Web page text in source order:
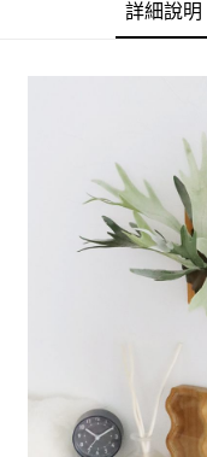
3.實際核准額度、可分期
1.分期款項不併入電信帳
2.透過簡訊連結打開帳單
帳／街口支付／iPASS
【注意事項】
1.本服務係由「台灣大哥
用戶於交易時，得透過本
買賣價金債權讓與本公司
2.基於同意付款使用「大
資料（包含姓名、電話或
3.完整用戶服務條款，請詳
AFTEE先享後付是「在收
２．便利：只要手機號碼
３．安心：先確認商品／服
【「AFTEE先享後付」結帳
１．於結帳方式選擇「
結帳頁面，進行簡訊認證
２．訂單成立數日內，您
３．收到繳費通知簡訊後
ATM／網路銀行／等多元
※ 請注意：結帳手續完成
購買商品的店家。未經商
※ 交易是否成功請以「
是否繳費成功／繳費後需
https://
【注意事項】
１．透過由恩沛科技股份
每筆NT$80，滿NT$888(
每筆NT$80，滿NT$888(
7-11 取貨付款
每筆NT$80，滿
每筆NT$80，滿
每筆NT$80，滿
詳細說明